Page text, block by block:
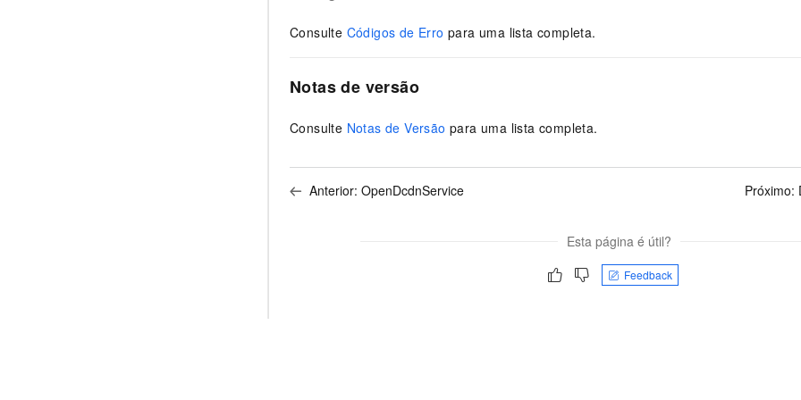
Consulte Códigos de Erro para uma lista completa.
Notas de versão
Consulte Notas de Versão para uma lista completa.
Anterior: OpenDcdnService Próximo:
Esta página é útil?
Feedback